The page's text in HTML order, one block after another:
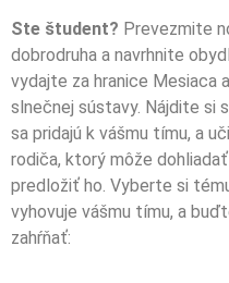
Ste študent? Prevezmite
dobrodruha a navrhnite
vydajte za hranice Mesiaca
slnečnej sústavy. Nájdite si
sa pridajú k vášmu tímu, a
rodiča, ktorý môže
predložiť ho. Vyberte si
vyhovuje vášmu tímu, a
zahŕňať: